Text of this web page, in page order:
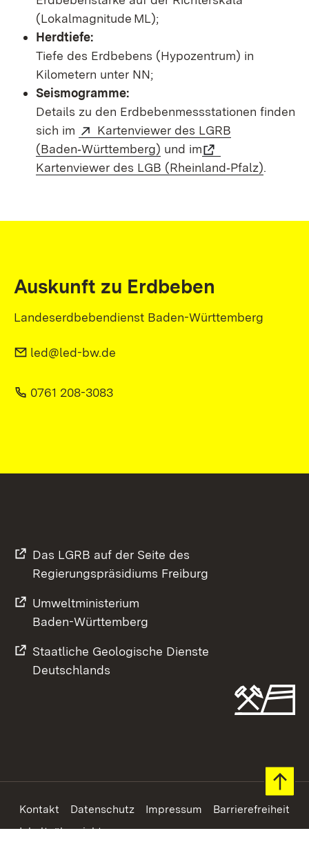
(Lokalmagnitude ML);
Herdtiefe:
Tiefe des Erdbebens (Hypozentrum) in
Kilometern unter NN;
Seismogramme:
Details zu den Erdbebenmessstationen finden
sich im
Kartenviewer des LGRB
(Baden‑Württemberg) und im
Kartenviewer des LGB (Rheinland‑Pfalz).
Auskunft zu Erdbeben
Landeserdbebendienst Baden-Württemberg
led@led-bw.de
0761 208-3083
Das LGRB auf der Seite des
Regierungspräsidiums Freiburg
Umweltministerium
Baden-Württemberg
Staatliche Geologische Dienste
Deutschlands
Footer
Kontakt Datenschutz Impressum
Barrierefreiheit
Inhaltsübersicht